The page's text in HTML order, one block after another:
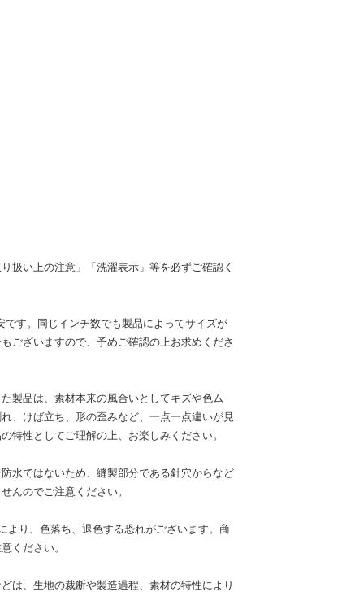
扱い上の注意」「洗濯表示」等を必ずご確認く
です。同じインチ数でも製品によってサイズが
ございますので、予めご確認の上お求めくださ
製品は、素材本来の風合いとしてキズや色ム
、けば立ち、形の歪みなど、一点一点違いが見
特性としてご理解の上、お楽しみください。
水ではないため、縫製部分である針穴からなど
んのでご注意ください。
より、色落ち、退色する恐れがございます。商
ください。
は、生地の裁断や製造過程、素材の特性により